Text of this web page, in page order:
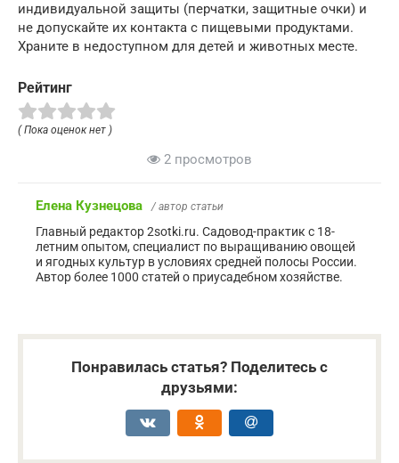
индивидуальной защиты (перчатки, защитные очки) и
не допускайте их контакта с пищевыми продуктами.
Храните в недоступном для детей и животных месте.
Рейтинг
( Пока оценок нет )
2 просмотров
Елена Кузнецова / автор статьи
Главный редактор 2sotki.ru. Садовод-практик с 18-
летним опытом, специалист по выращиванию овощей
и ягодных культур в условиях средней полосы России.
Автор более 1000 статей о приусадебном хозяйстве.
Понравилась статья? Поделитесь с
друзьями: